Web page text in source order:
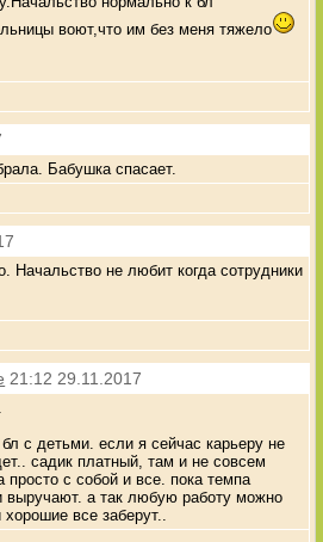
воют,что им без меня тяжело
Бабушка спасает.
Начальство не любит когда сотрудники
21:12 29.11.2017
бл с детьми. если я сейчас карьеру не
садик платный, там и не совсем
просто с собой и все. пока темпа
выручают. а так любую работу можно
все заберут..